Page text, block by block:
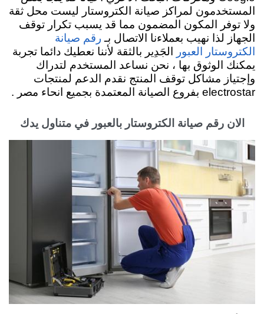
المستخدمون لمراكز صيانة الكتروستار ليست محل ثقة
ولا توفر المكون المضمون مما قد يسبب تكرار توقف
الجهاز لذا نهيب بعملاءنا الاتصال بـ رقم صيانة
الكتروستار العبور
الجَدِير بالثقة لأننا نعطيك دائما تجربة
يمكنك الوثوق بها ، نحن نساعد المستخدم لتدراك
وإجتياز مشاكل توقف المنتج نقدم
الدعم لمنتجات
electrostar بفروع الصيانة المعتمدة بجميع انحاء مصر .
الان رقم صيانة الكتروستار بالعبور في متناول يدك